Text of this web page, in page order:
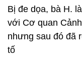
Bị đe dọa, bà H.
với Cơ quan
nhưng sau đó đã
tố